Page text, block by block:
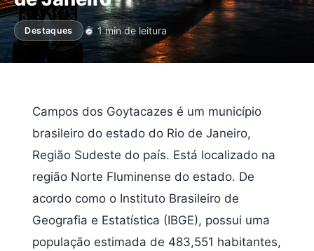
Destaques 1 min de leitura
Campos dos Goytacazes é um município
brasileiro do estado do Rio de Janeiro,
Região Sudeste do país. Está localizado na
região Norte Fluminense do estado. De
acordo como o Instituto Brasileiro de
Geografia e Estatística (IBGE), possui uma
população estimada de 483,551 habitantes,